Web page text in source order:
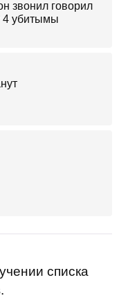
звонил говорил
4 убитымы
списка